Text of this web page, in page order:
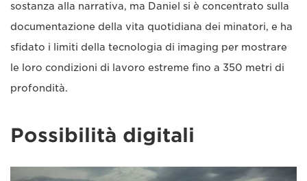
sostanza alla narrativa, ma Daniel si è concentrato sulla
documentazione della vita quotidiana dei minatori, e ha
sfidato i limiti della tecnologia di imaging per mostrare
le loro condizioni di lavoro estreme fino a 350 metri di
profondità.
Possibilità digitali